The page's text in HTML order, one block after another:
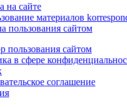
на сайте
материалов
пользования сайтом
пользования сайтом
в сфере
соглашение